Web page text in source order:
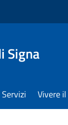
Signa
Servizi Vivere